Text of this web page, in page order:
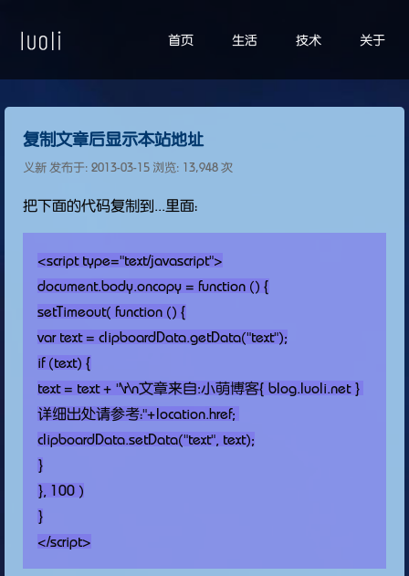
首页 生活 技术 关于
复制文章后显示本站地址
义新 发布于: 2013-03-15 浏览: 13,948 次
把下面的代码复制到...里面：
<script type="text/javascript">
document.body.oncopy = function () {
setTimeout( function () {
var text = clipboardData.getData("text");
if (text) {
text = text + "\r\n文章来自:小萌博客{ blog.luoli.net }
详细出处请参考："+location.href;
clipboardData.setData("text", text);
}
}, 100 )
}
</script>